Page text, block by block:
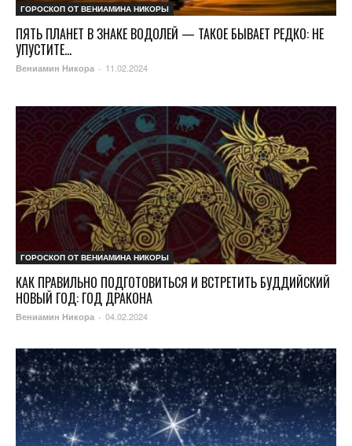
ГОРОСКОП ОТ ВЕНИАМИНА НИКОРЫ
ПЯТЬ ПЛАНЕТ В ЗНАКЕ ВОДОЛЕЙ — ТАКОЕ БЫВАЕТ РЕДКО: НЕ
УПУСТИТЕ...
Вениамин Никора - 11.02.2024
ГОРОСКОП ОТ ВЕНИАМИНА НИКОРЫ
КАК ПРАВИЛЬНО ПОДГОТОВИТЬСЯ И ВСТРЕТИТЬ БУДДИЙСКИЙ
НОВЫЙ ГОД: ГОД ДРАКОНА
Вениамин Никора - 04.02.2024